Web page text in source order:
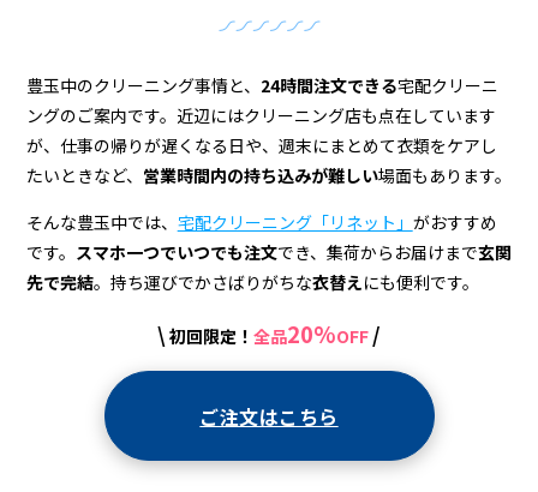
宅
配
ク
リ
ー
豊玉中のクリーニング事情と、 24時間注文できる宅配クリーニ
ングのご案内です。近辺にはクリーニング店も点在しています
が、仕事の帰りが遅くなる日や、週末にまとめて衣類をケアし
たいときなど、 営業時間内の持ち込みが難しい場面もあります。
そんな豊玉中では、 宅配クリーニング「リネット」 がおすすめ
です。 スマホ一つでいつでも注文でき、集荷からお届けまで玄関
先で完結。持ち運びでかさばりがちな衣替えにも便利です。
\ 初回限定！ 全品20%OFF /
ご注文はこちら